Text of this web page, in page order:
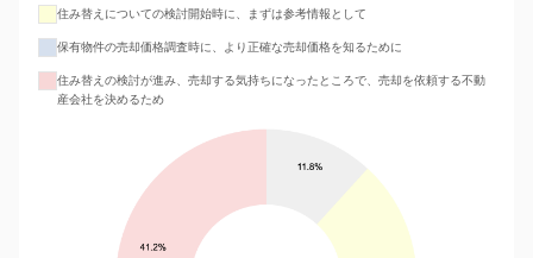
住み替えについての検討開始時に、まずは参考情報として
保有物件の売却価格調査時に、より正確な売却価格を知るために
住み替えの検討が進み、売却する気持ちになったところで、売却を依頼する不動
産会社を決めるため